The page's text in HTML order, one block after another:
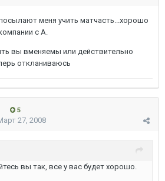
меня учить матчасть...хорошо
с A.
вы вменяемы или действительно
откланиваюсь
5
27, 2008
вы так, все у вас будет хорошо.